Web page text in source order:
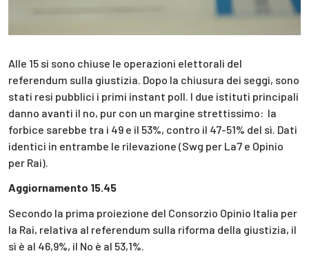
Alle 15 si sono chiuse le operazioni elettorali del
referendum sulla giustizia. Dopo la chiusura dei seggi, sono
stati resi pubblici i primi instant poll. I due istituti principali
danno avanti il no, pur con un margine strettissimo: la
forbice sarebbe tra i 49 e il 53%, contro il 47-51% del sì. Dati
identici in entrambe le rilevazione (Swg per La7 e Opinio
per Rai).
Aggiornamento 15.45
Secondo la prima proiezione del Consorzio Opinio Italia per
la Rai, relativa al referendum sulla riforma della giustizia, il
sì è al 46,9%, il No è al 53,1%.